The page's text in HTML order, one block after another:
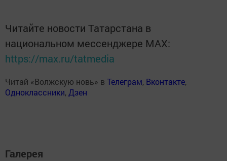
Читайте новости Татарстана в
национальном мессенджере MАХ:
https://max.ru/tatmedia
Читай «Волжскую новь» в Телеграм, Вконтакте,
Одноклассники,Дзен
Галерея